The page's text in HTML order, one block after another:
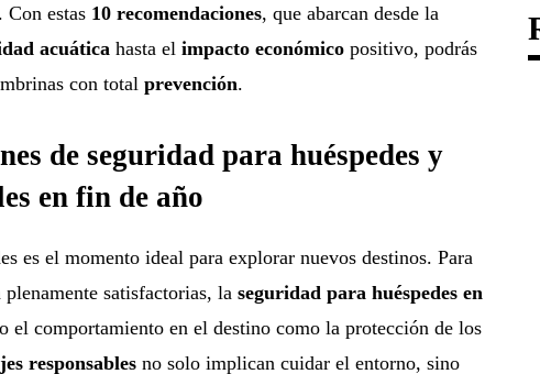
Con estas 10 recomendaciones, que abarcan desde la
acuática hasta el impacto económicopositivo, podrás
con total prevención.
de seguridad para huéspedes y
en fin de año
es el momento ideal para explorar nuevos destinos. Para
plenamente satisfactorias, la seguridad para huéspedes en
el comportamiento en el destino como la protección de los
responsablesno solo implican cuidar el entorno, sino